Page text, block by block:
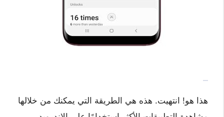
هذا هو! انتهيت. هذه هي الطريقة التي يمكنك من خلالها